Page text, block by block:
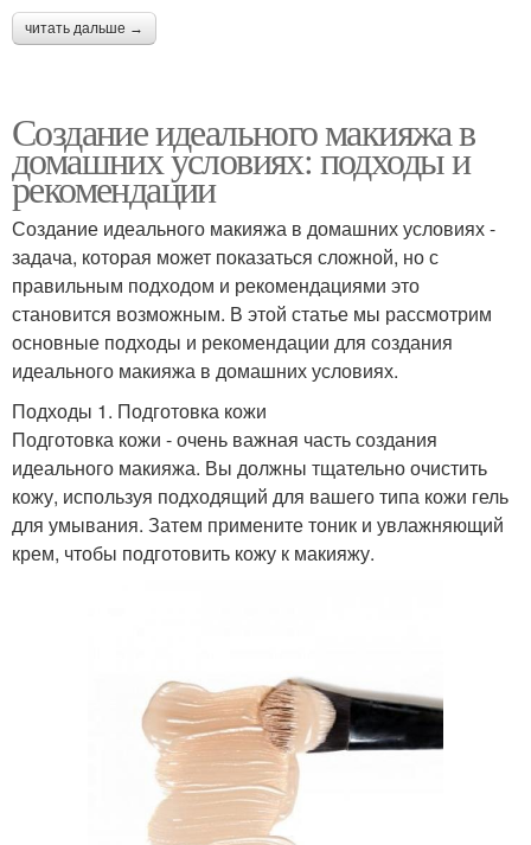
читать дальше →
Создание идеального макияжа в
домашних условиях: подходы и
рекомендации
Создание идеального макияжа в домашних условиях -
задача, которая может показаться сложной, но с
правильным подходом и рекомендациями это
становится возможным. В этой статье мы рассмотрим
основные подходы и рекомендации для создания
идеального макияжа в домашних условиях.
Подходы 1. Подготовка кожи
Подготовка кожи - очень важная часть создания
идеального макияжа. Вы должны тщательно очистить
кожу, используя подходящий для вашего типа кожи гель
для умывания. Затем примените тоник и увлажняющий
крем, чтобы подготовить кожу к макияжу.